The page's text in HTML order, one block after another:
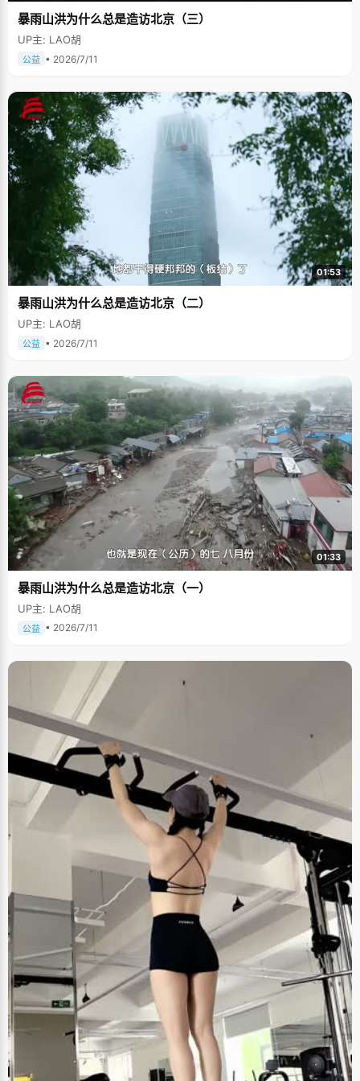
暴雨山洪为什么总是造访北京（三）
UP主: LAO胡
公益 • 2026/7/11
01:53
暴雨山洪为什么总是造访北京（二）
UP主: LAO胡
公益 • 2026/7/11
01:33
暴雨山洪为什么总是造访北京（一）
UP主: LAO胡
公益 • 2026/7/11